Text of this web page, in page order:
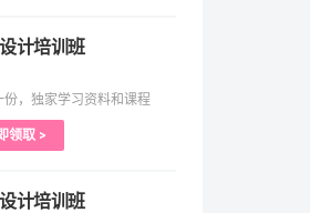
计培训班
份，独家学习资料和课程
领取 >
计培训班